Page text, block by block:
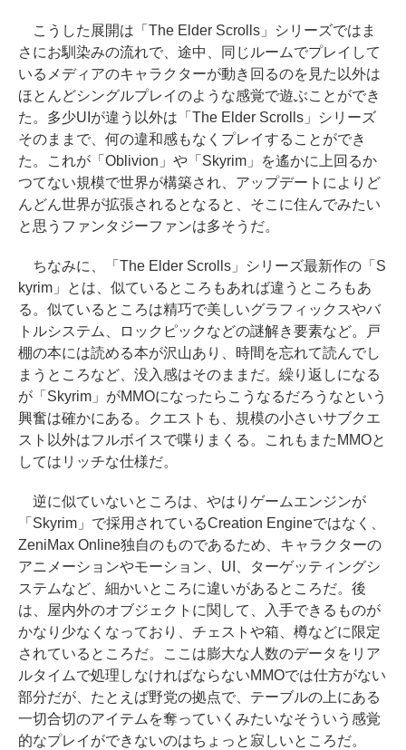
こうした展開は「The Elder Scrolls」シリーズではま
さにお馴染みの流れで、途中、同じルームでプレイして
いるメディアのキャラクターが動き回るのを見た以外は
ほとんどシングルプレイのような感覚で遊ぶことができ
た。多少UIが違う以外は「The Elder Scrolls」シリーズ
そのままで、何の違和感もなくプレイすることができ
た。これが「Oblivion」や「Skyrim」を遙かに上回るか
つてない規模で世界が構築され、アップデートによりど
んどん世界が拡張されるとなると、そこに住んでみたい
と思うファンタジーファンは多そうだ。
ちなみに、「The Elder Scrolls」シリーズ最新作の「S
kyrim」とは、似ているところもあれば違うところもあ
る。似ているところは精巧で美しいグラフィックスやバ
トルシステム、ロックピックなどの謎解き要素など。戸
棚の本には読める本が沢山あり、時間を忘れて読んでし
まうところなど、没入感はそのままだ。繰り返しになる
が「Skyrim」がMMOになったらこうなるだろうなという
興奮は確かにある。クエストも、規模の小さいサブクエ
スト以外はフルボイスで喋りまくる。これもまたMMOと
してはリッチな仕様だ。
逆に似ていないところは、やはりゲームエンジンが
「Skyrim」で採用されているCreation Engineではなく、
ZeniMax Online独自のものであるため、キャラクターの
アニメーションやモーション、UI、ターゲッティングシ
ステムなど、細かいところに違いがあるところだ。後
は、屋内外のオブジェクトに関して、入手できるものが
かなり少なくなっており、チェストや箱、樽などに限定
されているところだ。ここは膨大な人数のデータをリア
ルタイムで処理しなければならないMMOでは仕方がない
部分だが、たとえば野党の拠点で、テーブルの上にある
一切合切のアイテムを奪っていくみたいなそういう感覚
的なプレイができないのはちょっと寂しいところだ。